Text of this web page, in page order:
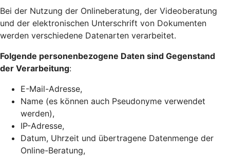
Bei der Nutzung der Onlineberatung, der Videoberatung
und der elektronischen Unterschrift von Dokumenten
werden verschiedene Datenarten verarbeitet.
Folgende personenbezogene Daten sind Gegenstand
der Verarbeitung:
E-Mail-Adresse,
Name (es können auch Pseudonyme verwendet
werden),
IP-Adresse,
Datum, Uhrzeit und übertragene Datenmenge der
Online-Beratung,